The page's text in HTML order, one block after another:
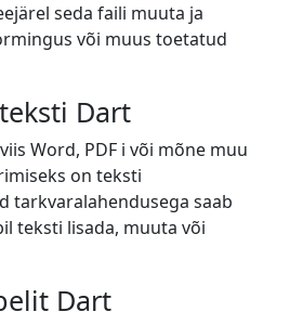
seda faili muuta ja
või muus toetatud
Dart
Word, PDF i või mõne muu
on teksti
tarkvaralahendusega saab
teksti lisada, muuta või
Dart